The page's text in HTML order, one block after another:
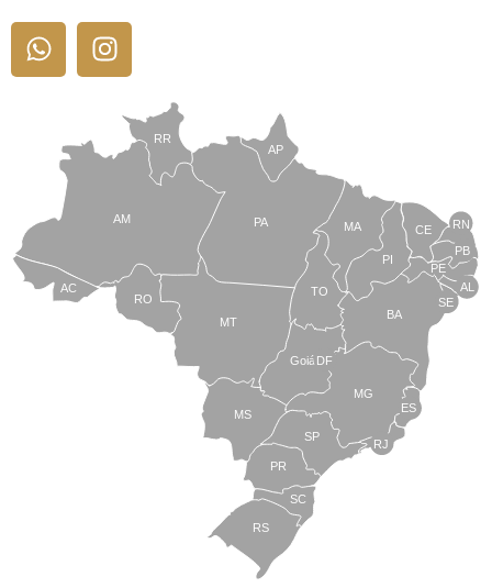
TO
BA
SE
PE
AL
RN
CE
PI
MA
AP
PA
RR
AM
AC
RO
MT
MS
Goiás
PR
SC
RS
SP
MG
RJ
ES
DF
PB